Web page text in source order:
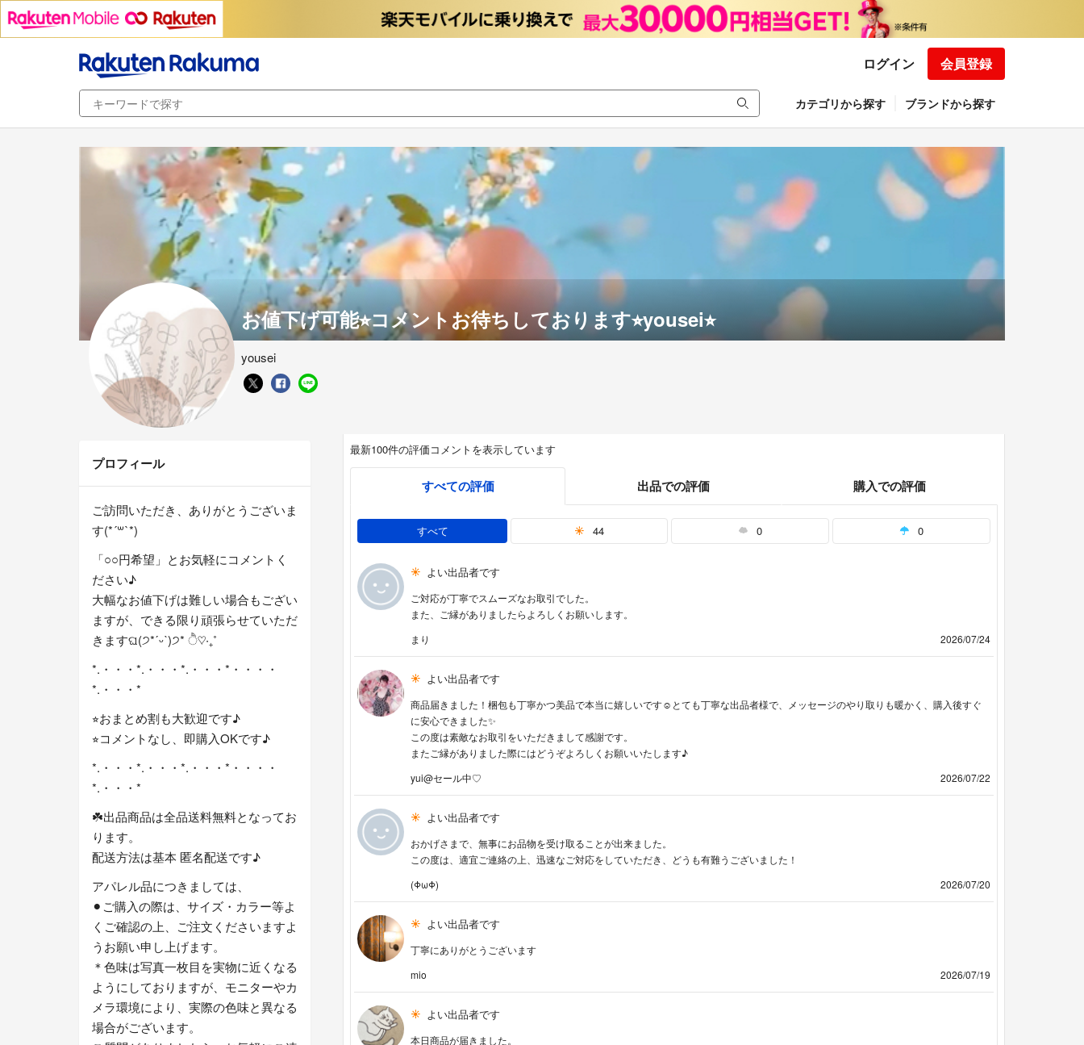
ログイン 会員登録
カテゴリから探す ブランドから探す
お値下げ可能⭐︎コメントお待ちしております⭐︎yousei⭐︎
yousei
最新100件の評価コメントを表示しています
すべての評価 出品での評価 購入での評価
すべて 44 0 0
よい出品者です
ご対応が丁寧でスムーズなお取引でした。
また、ご縁がありましたらよろしくお願いします。
まり
2026/07/24
よい出品者です
商品届きました！梱包も丁寧かつ美品で本当に嬉しいです☺️とても丁寧な出品者様で、メッセージのやり取りも暖かく、購入後すぐ
に安心できました✨
この度は素敵なお取引をいただきまして感謝です。
またご縁がありました際にはどうぞよろしくお願いいたします♪
yui@セール中♡
2026/07/22
よい出品者です
おかげさまで、無事にお品物を受け取ることが出来ました。
この度は、適宜ご連絡の上、迅速なご対応をしていただき、どうも有難うございました！
(ΦωΦ)
2026/07/20
よい出品者です
丁寧にありがとうございます
mio
2026/07/19
よい出品者です
本日商品が届きました。
プロフィール
ご訪問いただき、ありがとうございま
す(*´꒳`*)
「○○円希望」とお気軽にコメントく
ださい♪
大幅なお値下げは難しい場合もござい
ますが、できる限り頑張らせていただ
きますଘ(੭*ˊᵕˋ)੭* ੈ♡‧₊˚
*.・・・*.・・・*.・・・*・・・・
*.・・・*
⭐︎おまとめ割も大歓迎です♪
⭐︎コメントなし、即購入OKです♪
*.・・・*.・・・*.・・・*・・・・
*.・・・*
☘️出品商品は全品送料無料となってお
ります。
配送方法は基本 匿名配送です♪
アパレル品につきましては、
⚫︎ご購入の際は、サイズ・カラー等よ
くご確認の上、ご注文くださいますよ
うお願い申し上げます。
＊色味は写真一枚目を実物に近くなる
ようにしておりますが、モニターやカ
メラ環境により、実際の色味と異なる
場合がございます。